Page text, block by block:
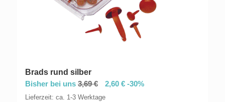
Brads rund silber
Bisher bei uns 3,69€ 2,60 €-30%
Lieferzeit: ca. 1-3 Werktage